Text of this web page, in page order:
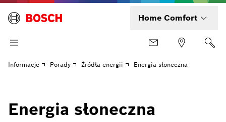
Home Comfort
Informacje Porady Źródła energii Energia słoneczna
Energia słoneczna